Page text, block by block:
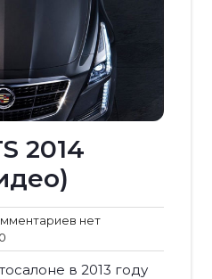
2014
нетКомментариев
в 2013 году